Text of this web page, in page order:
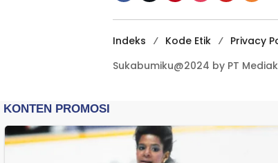
Indeks Kode Etik Privacy
Sukabumiku@2024 by PT